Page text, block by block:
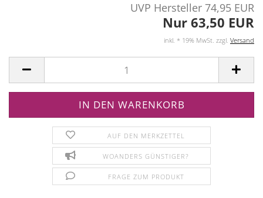
UVP Hersteller 74,95 EUR
Nur 63,50 EUR
inkl. * 19% MwSt. zzgl. Versand
AUF DEN MERKZETTEL
WOANDERS GÜNSTIGER?
FRAGE ZUM PRODUKT